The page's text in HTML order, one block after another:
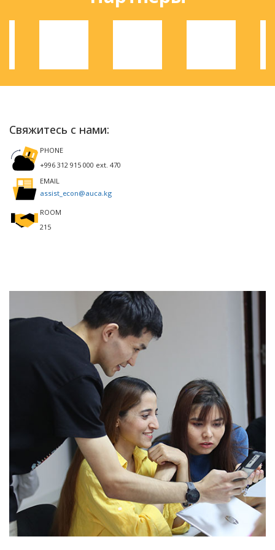
Свяжитесь с нами:
PHONE
+996 312 915 000 ext. 470
EMAIL
assist_econ@auca.kg
ROOM
215